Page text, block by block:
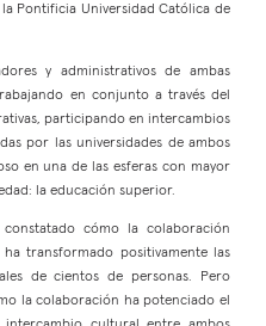
Pontificia Universidad Católica de
y administrativos de ambas
en conjunto a través del
participando en intercambios
por las universidades de ambos
en una de las esferas con mayor
la educación superior.
cómo la colaboración
transformado positivamente las
de cientos de personas. Pero
la colaboración ha potenciado el